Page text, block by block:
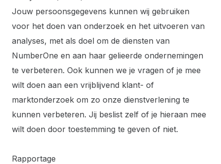
Jouw persoonsgegevens kunnen wij gebruiken
voor het doen van onderzoek en het uitvoeren van
analyses, met als doel om de diensten van
NumberOne en aan haar gelieerde ondernemingen
te verbeteren. Ook kunnen we je vragen of je mee
wilt doen aan een vrijblijvend klant- of
marktonderzoek om zo onze dienstverlening te
kunnen verbeteren. Jij beslist zelf of je hieraan mee
wilt doen door toestemming te geven of niet.
Rapportage